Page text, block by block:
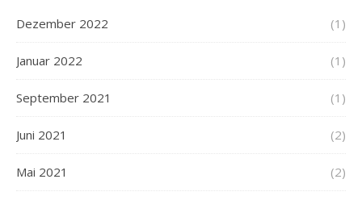
Dezember 2022 (1)
Januar 2022 (1)
September 2021 (1)
Juni 2021 (2)
Mai 2021 (2)